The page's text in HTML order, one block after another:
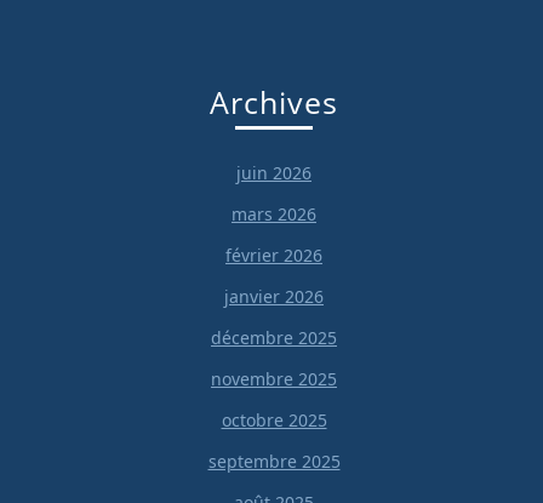
Archives
juin 2026
mars 2026
février 2026
janvier 2026
décembre 2025
novembre 2025
octobre 2025
septembre 2025